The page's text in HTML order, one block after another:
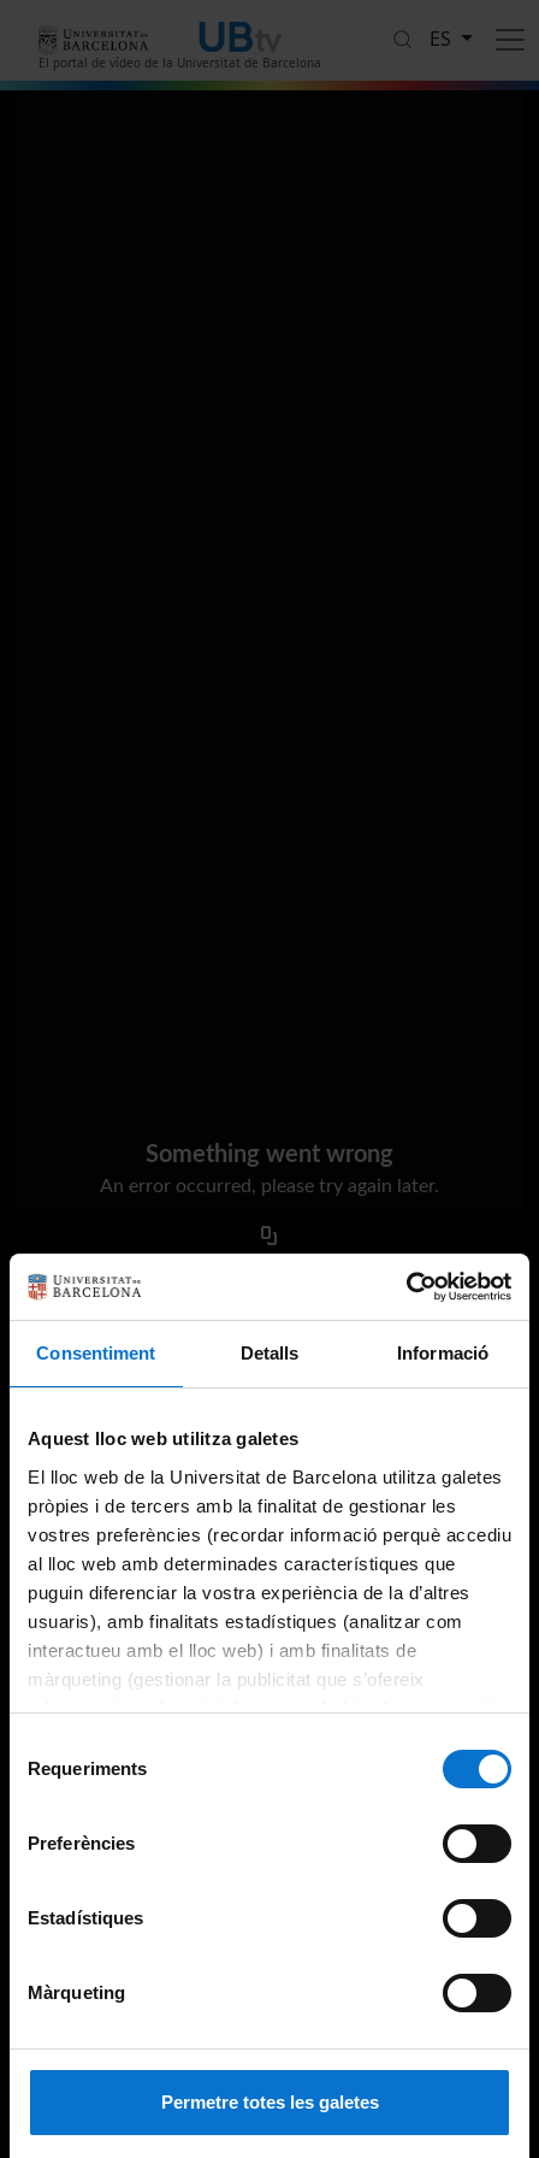
Consentiment Detalls Informació
Aquest lloc web utilitza galetes
El lloc web de la Universitat de Barcelona utilitza galetes
pròpies i de tercers amb la finalitat de gestionar les
vostres preferències (recordar informació perquè accediu
al lloc web amb determinades característiques que
puguin diferenciar la vostra experiència de la d’altres
usuaris), amb finalitats estadístiques (analitzar com
interactueu amb el lloc web) i amb finalitats de
màrqueting (gestionar la publicitat que s’ofereix
adequant-la en funció dels vostres hàbits de navegació).
consultar laPolítica de galetes del lloc web de la
Requeriments
Preferències
Estadístiques
Màrqueting
Permetre totes les galetes
El portal de vídeo de la Universitat de Barcelona
ES
Something went wrong
An error occurred, please try again later.